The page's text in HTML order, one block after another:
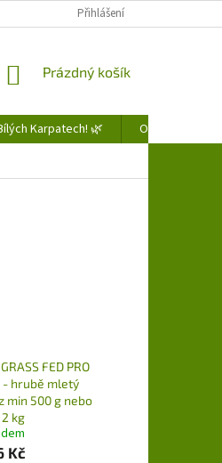
Přihlášení
NÁKUPNÍ
Prázdný košík
Karpatech! 🌿
Obchodní
FED PRO
- hrubě mletý
min 500 g nebo
kg
Kč